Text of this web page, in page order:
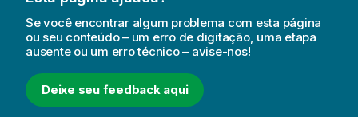
Se você encontrar algum problema com esta página
ou seu conteúdo – um erro de digitação, uma etapa
ausente ou um erro técnico – avise-nos!
Deixe seu feedback aqui